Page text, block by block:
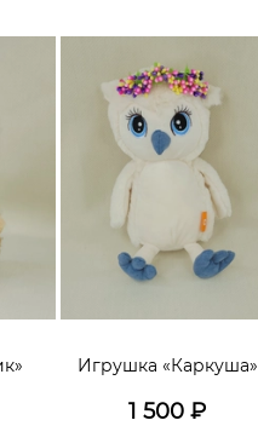
Игрушка «Каркуша»
1 500 ₽